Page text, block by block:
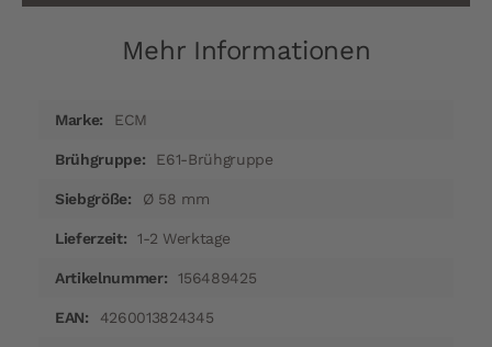
Mehr Informationen
InformationenECM
E61-Brühgruppe
Ø 58 mm
1-2 Werktage
156489425
4260013824345